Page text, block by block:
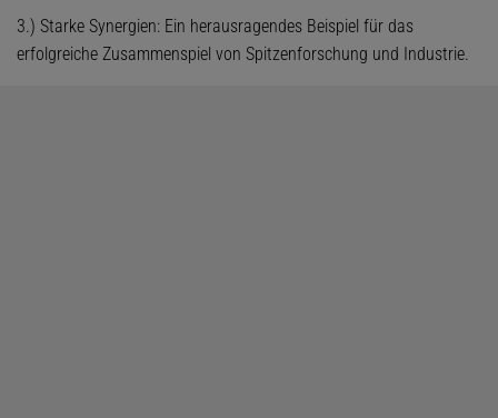
3.) Starke Synergien: Ein herausragendes Beispiel für das
erfolgreiche Zusammenspiel von Spitzenforschung und Industrie.